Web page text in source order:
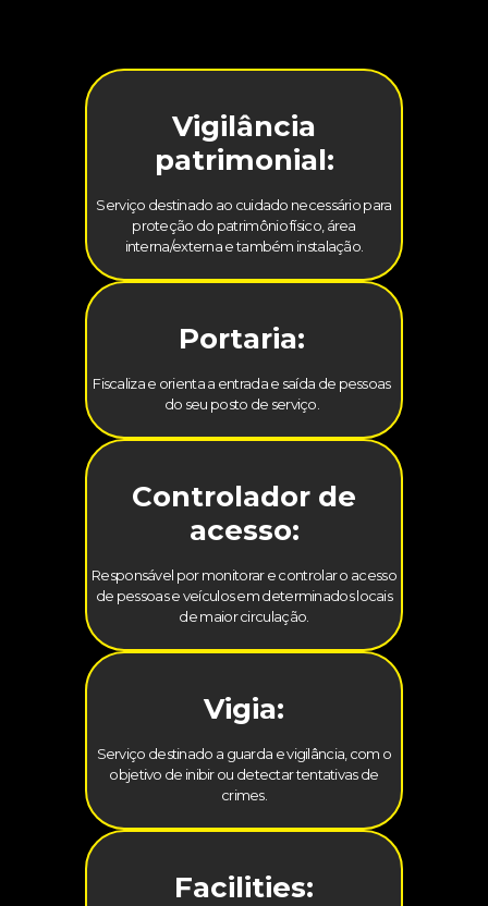
Vigilância
patrimonial:
Serviço destinado ao cuidado necessário para
proteção do patrimônio físico, área
interna/externa e também instalação.
Portaria:
Fiscaliza e orienta a entrada e saída de pessoas
do seu posto de serviço.
Controlador de
acesso:
Responsável por monitorar e controlar o acesso
de pessoas e veículos em determinados locais
de maior circulação.
Vigia:
Serviço destinado a guarda e vigilância, com o
objetivo de inibir ou detectar tentativas de
crimes.
Facilities: